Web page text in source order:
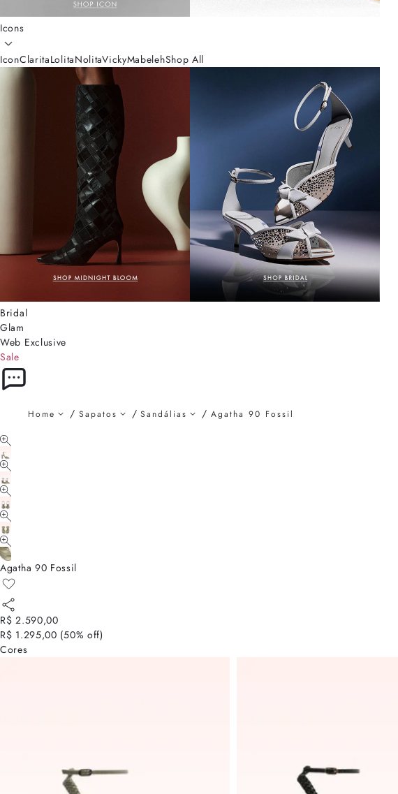
Icons
IconClaritaLolitaNolitaVickyMabelehShop All
Bridal
Glam
Web Exclusive
Sale
Home Sapatos Sandálias Agatha 90 Fossil
Agatha 90 Fossil
R$ 2.590,00
R$ 1.295,00 (50% off)
Cores